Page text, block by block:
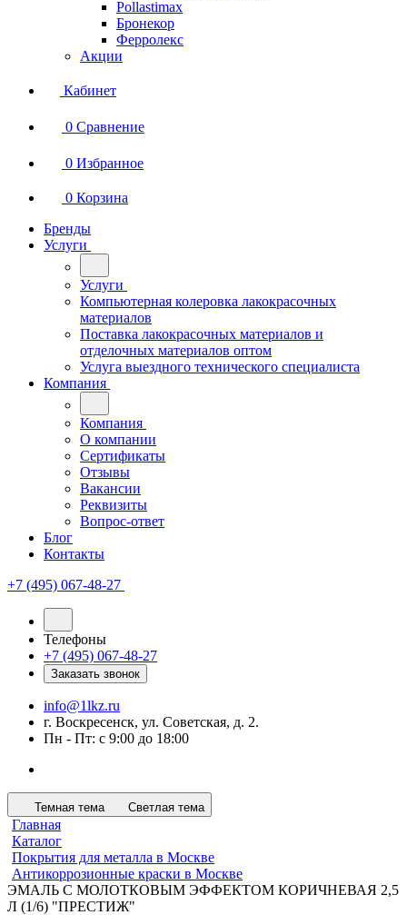
Pollastimax
Бронекор
Ферролекс
Акции
Кабинет
0 Сравнение
0 Избранное
0 Корзина
Бренды
Услуги
Услуги
Компьютерная колеровка лакокрасочных
материалов
Поставка лакокрасочных материалов и
отделочных материалов оптом
Услуга выездного технического специалиста
Компания
Компания
О компании
Сертификаты
Отзывы
Вакансии
Реквизиты
Вопрос-ответ
Блог
Контакты
+7 (495) 067-48-27
Телефоны
+7 (495) 067-48-27
Заказать звонок
info@1lkz.ru
г. Воскресенск, ул. Советская, д. 2.
Пн - Пт: с 9:00 до 18:00
Темная тема Светлая тема
Главная
Каталог
Покрытия для металла в Москве
Антикоррозионные краски в Москве
ЭМАЛЬ С МОЛОТКОВЫМ ЭФФЕКТОМ КОРИЧНЕВАЯ 2,5
Л (1/6) "ПРЕСТИЖ"